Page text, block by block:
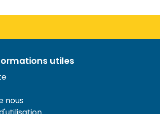
utiles
nous